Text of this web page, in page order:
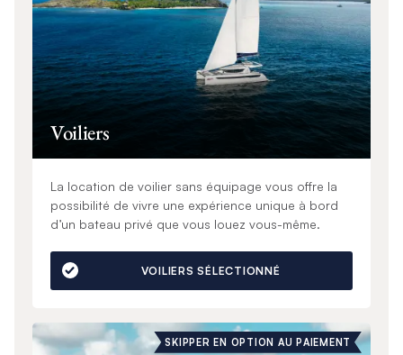
Voiliers
La location de voilier sans équipage vous offre la
possibilité de vivre une expérience unique à bord
d’un bateau privé que vous louez vous-même.
VOILIERS SÉLECTIONNÉ
SKIPPER EN OPTION AU PAIEMENT